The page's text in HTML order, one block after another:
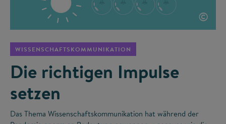
©
WISSENSCHAFTSKOMMUNIKATION
Die richtigen Impulse
setzen
Das Thema Wissenschaftskommunikation hat während der